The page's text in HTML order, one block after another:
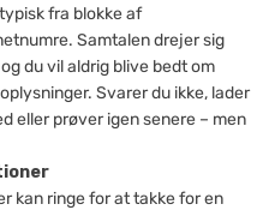
fra blokke af
Samtalen drejer sig
du vil aldrig blive bedt om
Svarer du ikke, lader
eller prøver igen senere – men
kan ringe for at takke for en